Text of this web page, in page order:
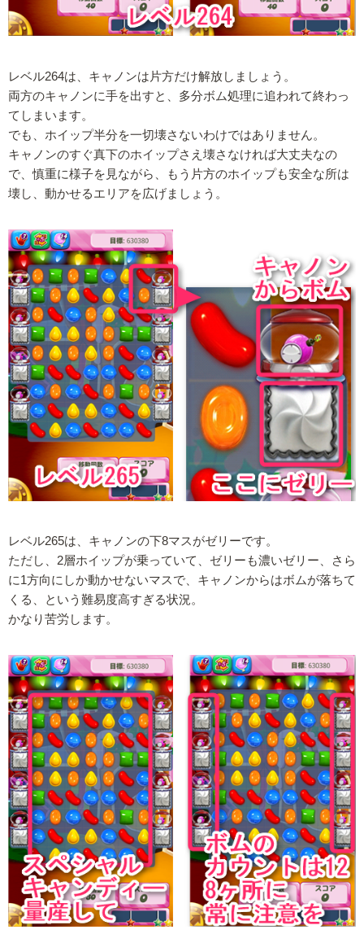
レベル264は、キャノンは片方だけ解放しましょう。
両方のキャノンに手を出すと、多分ボム処理に追われて終わっ
てしまいます。
でも、ホイップ半分を一切壊さないわけではありません。
キャノンのすぐ真下のホイップさえ壊さなければ大丈夫なの
で、慎重に様子を見ながら、もう片方のホイップも安全な所は
壊し、動かせるエリアを広げましょう。
レベル265は、キャノンの下8マスがゼリーです。
ただし、2層ホイップが乗っていて、ゼリーも濃いゼリー、さら
に1方向にしか動かせないマスで、キャノンからはボムが落ちて
くる、という難易度高すぎる状況。
かなり苦労します。